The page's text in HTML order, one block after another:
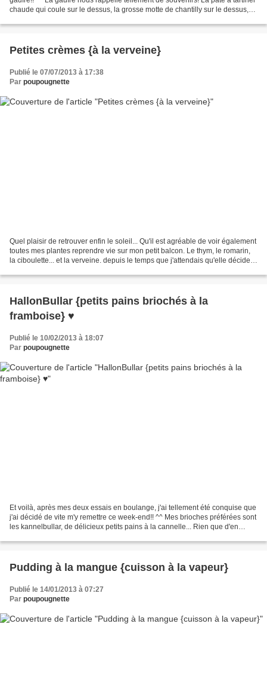
chaude qui coule sur le dessus, la grosse motte de chantilly sur le dessus,
Petites crèmes {à la verveine}
Publié le 07/07/2013 à 17:38
Par poupougnette
Quel plaisir de retrouver enfin le soleil... Qu'il est agréable de voir également
toutes mes plantes reprendre vie sur mon petit balcon. Le thym, le romarin,
la ciboulette... et la verveine. depuis le temps que j'attendais qu'elle décide
HallonBullar {petits pains briochés à la
framboise} ♥
Publié le 10/02/2013 à 18:07
Par poupougnette
Et voilà, après mes deux essais en boulange, j'ai tellement été conquise que
j'ai décidé de vite m'y remettre ce week-end!! ^^ Mes brioches préférées sont
les kannelbullar, de délicieux petits pains à la cannelle... Rien que d'en
Pudding à la mangue {cuisson à la vapeur}
Publié le 14/01/2013 à 07:27
Par poupougnette